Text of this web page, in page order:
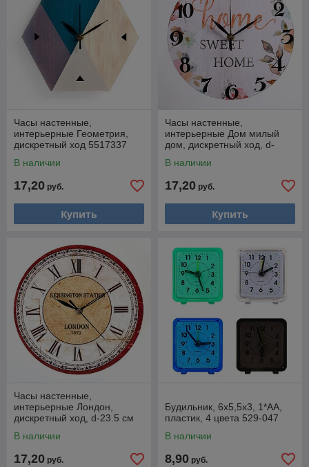
Часы настенные,
интерьерные Геометрия,
дискретный ход 5517337
В наличии
17,20 руб.
Купить
Часы настенные,
интерьерные Дом милый
дом, дискретный ход, d-
В наличии
17,20 руб.
Купить
Часы настенные,
интерьерные Лондон,
дискретный ход, d-23.5 см
В наличии
17,20 руб.
Будильник, 6х5,5х3, 1*АА,
пластик, 4 цвета 529-047
В наличии
8,90 руб.